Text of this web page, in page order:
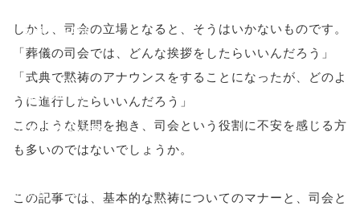
height=450,
menubar=no,
toolbar=no,
scrollbars=yes'
); return
false;"> シェア
しかし、司会の立場となると、そうはいかないものです。
「葬儀の司会では、どんな挨拶をしたらいいんだろう」
「式典で黙祷のアナウンスをすることになったが、どのよ
うに進行したらいいんだろう」
このような疑問を抱き、司会という役割に不安を感じる方
も多いのではないでしょうか。
この記事では、基本的な黙祷についてのマナーと、司会と